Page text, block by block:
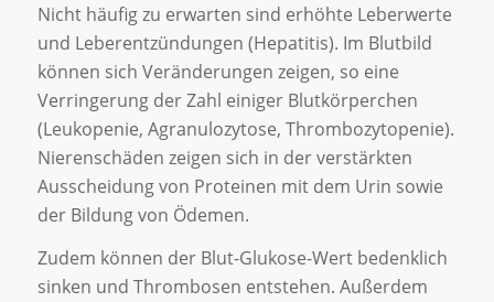
Nicht häufig zu erwarten sind erhöhte Leberwerte
und Leberentzündungen (Hepatitis). Im Blutbild
können sich Veränderungen zeigen, so eine
Verringerung der Zahl einiger Blutkörperchen
(Leukopenie, Agranulozytose, Thrombozytopenie).
Nierenschäden zeigen sich in der verstärkten
Ausscheidung von Proteinen mit dem Urin sowie
der Bildung von Ödemen.
Zudem können der Blut-Glukose-Wert bedenklich
sinken und Thrombosen entstehen. Außerdem